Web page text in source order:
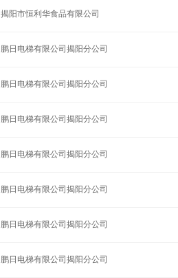
揭阳市恒利华食品有限公司
鹏日电梯有限公司揭阳分公司
鹏日电梯有限公司揭阳分公司
鹏日电梯有限公司揭阳分公司
鹏日电梯有限公司揭阳分公司
鹏日电梯有限公司揭阳分公司
鹏日电梯有限公司揭阳分公司
鹏日电梯有限公司揭阳分公司